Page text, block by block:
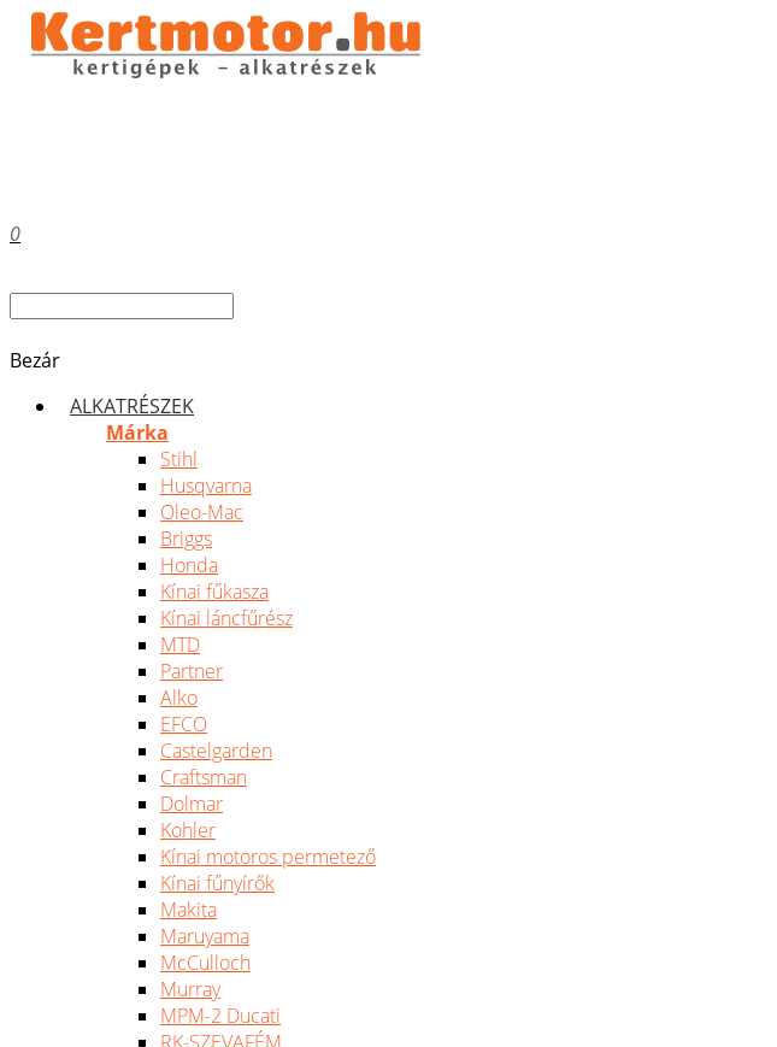
0
Bezár
ALKATRÉSZEK
Márka
Stihl
Husqvarna
Oleo-Mac
Briggs
Honda
Kínai fűkasza
Kínai láncfűrész
MTD
Partner
Alko
EFCO
Castelgarden
Craftsman
Dolmar
Kohler
Kínai motoros permetező
Kínai fűnyírők
Makita
Maruyama
McCulloch
Murray
MPM-2 Ducati